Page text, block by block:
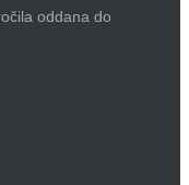
oddana do